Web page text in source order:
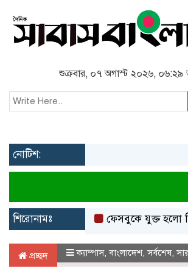
শুক্রবার, ০৭ অগাস্ট ২০২৬, ০৬:২৯
নোটিশ:
শিরোনামঃ ফেসবুকে যুক্ত হলো
প্রচ্ছদ ক্যাম্পাস,বাংলাদেশ,সর্বশেষ,